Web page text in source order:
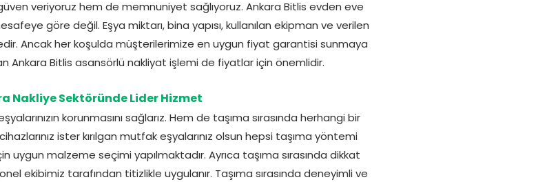
veriyoruz hem de memnuniyet sağlıyoruz. Ankara Bitlis evden eve
göre değil. Eşya miktarı, bina yapısı, kullanılan ekipman ve verilen
Ancak her koşulda müşterilerimize en uygun fiyat garantisi sunmaya
Ankara Bitlis asansörlü nakliyat işlemi de fiyatlar için önemlidir.
Nakliye Sektöründe Lider Hizmet
korunmasını sağlarız. Hem de taşıma sırasında herhangi bir
ister kırılgan mutfak eşyalarınız olsun hepsi taşıma yöntemi
uygun malzeme seçimi yapılmaktadır. Ayrıca taşıma sırasında dikkat
ekibimiz tarafından titizlikle uygulanır. Taşıma sırasında deneyimli ve